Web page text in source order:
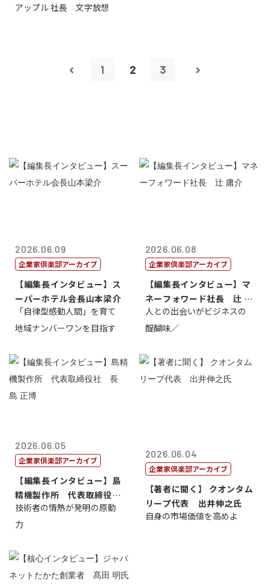
アップル 社長 文字放想
1 2 3
2026.06.09
企業家倶楽部アーカイブ
【編集長インタビュー】ス
ーパーホテル会長山本梁介
「自律型感動人間」を育て
地域ナンバーワンを目指す
2026.06.08
企業家倶楽部アーカイブ
【編集長インタビュー】マ
ネーフォワード社長 辻 庸
介
人との出会いがビジネスの
醍醐味／
2026.06.05
企業家倶楽部アーカイブ
【編集長インタビュー】島
精機製作所 代表取締役
社 長 島 正...
技術者の情熱が発明の原動
力
2026.06.04
企業家倶楽部アーカイブ
【著者に聞く】 クオンタム
リープ代表 出井伸之氏
自身の市場価値を高めよ